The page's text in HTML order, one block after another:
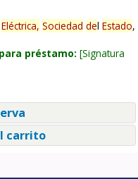
Eléctrica, Sociedad del Estado,
préstamo: Signatura
carrito